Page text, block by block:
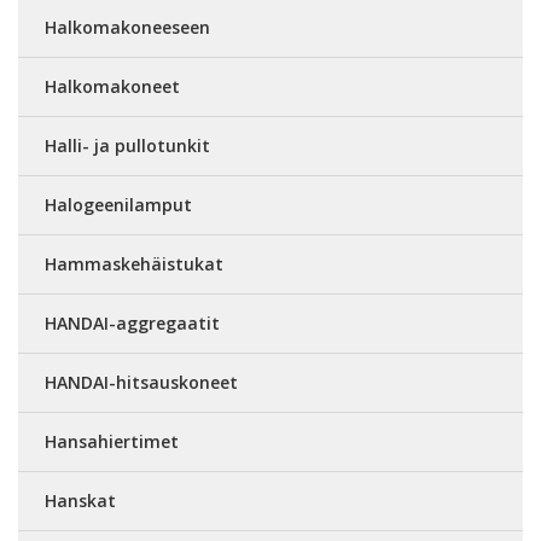
Halkomakoneeseen
Halkomakoneet
Halli- ja pullotunkit
Halogeenilamput
Hammaskehäistukat
HANDAI-aggregaatit
HANDAI-hitsauskoneet
Hansahiertimet
Hanskat